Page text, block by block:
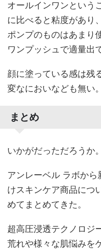
オールインワンという
に比べると粘度があり
ポンプのものはあまり
ワンプッシュで適量出
顔に塗っている感は残
変なにおいなども無い。
まとめ
いかがだっただろうか。
アンレーベル ラボか
けスキンケア商品につ
めてまとめてきた。
超高圧浸透テクノロジ
荒れや様々な肌悩みを